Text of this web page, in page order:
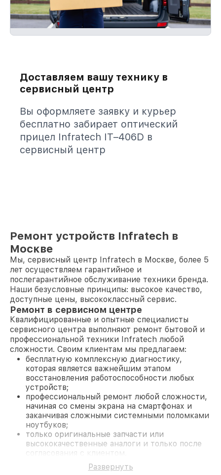
Доставляем вашу технику в
сервисный центр
Вы оформляете заявку и курьер
бесплатно забирает оптический
прицел Infratech IT–406D в
сервисный центр
Ремонт устройств Infratech в
Москве
Мы, сервисный центр Infratech в Москве, более 5
лет осуществляем гарантийное и
послегарантийное обслуживание техники бренда.
Наши безусловные принципы: высокое качество,
доступные цены, высококлассный сервис.
Ремонт в сервисном центре
Квалифицированные и опытные специалисты
сервисного центра выполняют ремонт бытовой и
профессиональной техники Infratech любой
сложности. Своим клиентам мы предлагаем:
бесплатную комплексную диагностику,
которая является важнейшим этапом
восстановления работоспособности любых
устройств;
профессиональный ремонт любой сложности,
начиная со смены экрана на смартфонах и
заканчивая сложными системными поломками
ноутбуков;
только оригинальные запчасти или
высококачественные аналоги и только после
согласования с клиентом.
На все работы и замененные комплектующие
предоставляется длительная гарантия. В случае
Развернуть